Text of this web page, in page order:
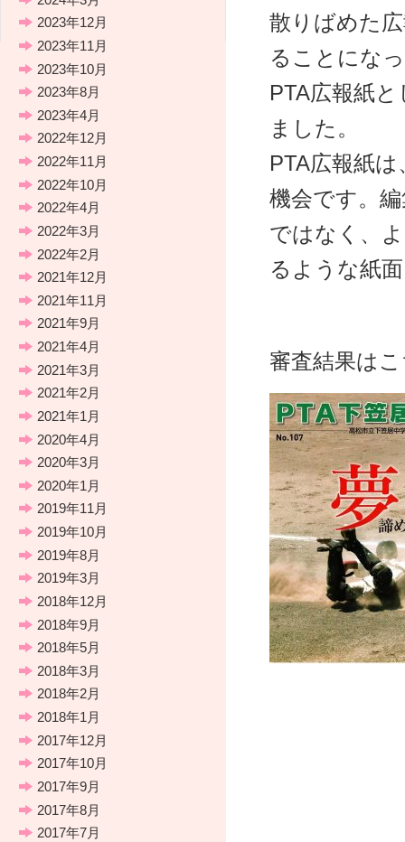
散りばめた
ることにな
PTA広報紙
ました。
PTA広報紙
機会です。
ではなく、
るような紙
審査結果は
2023年12月
2023年11月
2023年10月
2023年8月
2023年4月
2022年12月
2022年11月
2022年10月
2022年4月
2022年3月
2022年2月
2021年12月
2021年11月
2021年9月
2021年4月
2021年3月
2021年2月
2021年1月
2020年4月
2020年3月
2020年1月
2019年11月
2019年10月
2019年8月
2019年3月
2018年12月
2018年9月
2018年5月
2018年3月
2018年2月
2018年1月
2017年12月
2017年10月
2017年9月
2017年8月
2017年7月